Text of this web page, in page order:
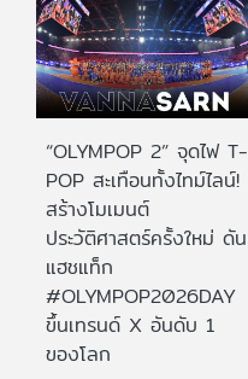
“OLYMPOP 2” จุดไฟ T-
POP สะเทือนทั้งไทม์ไลน์!
สร้างโมเมนต์
ประวัติศาสตร์ครั้งใหม่ ดัน
แฮชแท็ก
#OLYMPOP2026DAY
ขึ้นเทรนด์ X อันดับ 1
ของโลก